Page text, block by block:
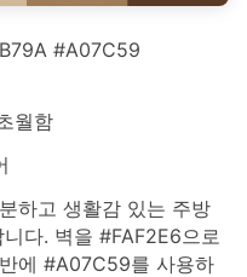
#A07C59
월함
하고 생활감 있는 주방
다. 벽을 #FAF2E6으로
에 #A07C59를 사용하